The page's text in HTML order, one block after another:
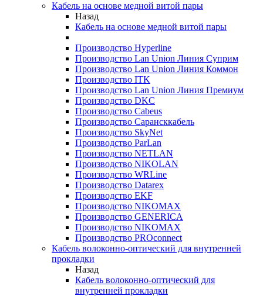
Кабель на основе медной витой пары
Назад
Кабель на основе медной витой пары
Производство Hyperline
Производство Lan Union Линия Суприм
Производство Lan Union Линия Коммон
Производство ITK
Производство Lan Union Линия Премиум
Производство DKC
Производство Cabeus
Производство Сарансккабель
Производство SkyNet
Производство ParLan
Производство NETLAN
Производство NIKOLAN
Производство WRLine
Производство Datarex
Производство EKF
Производство NIKOMAX
Производство GENERICA
Производство NIKOMAX
Производство PROconnect
Кабель волоконно-оптический для внутренней
прокладки
Назад
Кабель волоконно-оптический для
внутренней прокладки